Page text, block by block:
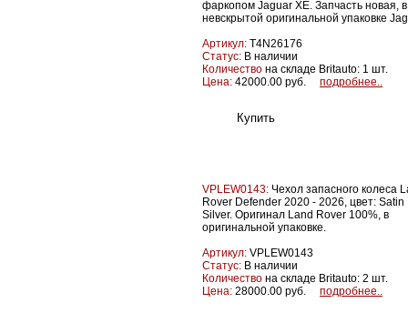
фаркопом Jaguar XE. Запчасть новая, в
невскрытой оригинальной упаковке
Артикул: T4N26176
Статус: В наличии
Количество на складе Britauto: 1 шт.
Цена: 42000.00 руб. подробнее..
VPLEW0143: Чехол запасного колеса
Rover Defender 2020 - 2026, цвет: Satin
Silver. Оригинал Land Rover 100%, в
оригинальной упаковке.
Артикул: VPLEW0143
Статус: В наличии
Количество на складе Britauto: 2 шт.
Цена: 28000.00 руб. подробнее..